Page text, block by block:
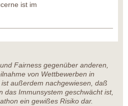
ist im
Fairness gegenüber anderen,
von Wettbewerben in
außerdem nachgewiesen, daß
das Immunsystem geschwächt ist,
ein gewißes Risiko dar.